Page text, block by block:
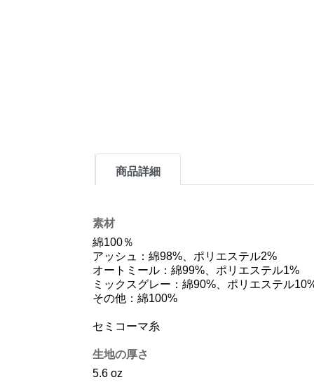
商品詳細
素材
綿100％
アッシュ：綿98%、ポリエステル2%
オートミール：綿99%、ポリエステル1%
ミックスグレー：綿90%、ポリエステル
その他：綿100%
セミコーマ糸
生地の厚さ
5.6 oz